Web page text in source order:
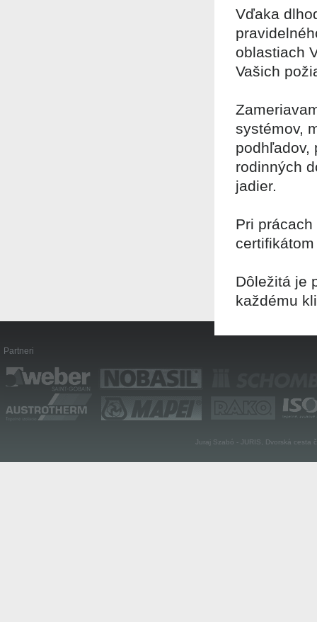
Vďaka
oblastiach
Vašich
systémov,
podhľadov,
rodinných
jadier.
Pri
Dôležitá je
každému
Partneri
Juraj Szabó - JURIS, Dvorská